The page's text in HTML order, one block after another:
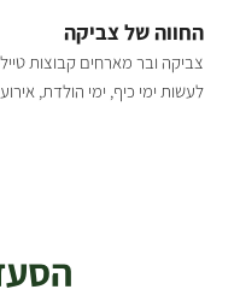
משעה 15:00 יציאה במוצ"ש עד 21:00, יציאה ביום ראשון – עד 11:00.
החווה של צביקה
צביקה ובר מארחים קבוצות
לעשות ימי כיף, ימי הולדת,
אחד. החאנים ממוזגים
יש בריכה גדולה המשקיפה
פלנצ'ה, מיקרוגל, כריים וכל
בריכה גדולה המשקיפה לנוף